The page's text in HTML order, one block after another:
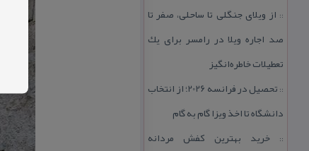
:: از ویلای جنگلی تا ساحلی، صفر تا
صد اجاره ویلا در رامسر برای یك
تعطیلات خاطره‌انگیز
::
تحصیل در فرانسه 2026؛ از انتخاب
دانشگاه تا اخذ ویزا گام به گام
::خرید بهترین كفش مردانه